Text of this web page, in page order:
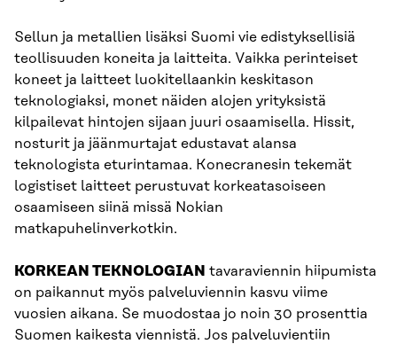
Sellun ja metallien lisäksi Suomi vie edistyksellisiä
teollisuuden koneita ja laitteita. Vaikka perinteiset
koneet ja laitteet luokitellaankin keskitason
teknologiaksi, monet näiden alojen yrityksistä
kilpailevat hintojen sijaan juuri osaamisella. Hissit,
nosturit ja jäänmurtajat edustavat alansa
teknologista eturintamaa. Konecranesin tekemät
logistiset laitteet perustuvat korkeatasoiseen
osaamiseen siinä missä Nokian
matkapuhelinverkotkin.
KORKEAN TEKNOLOGIAN tavaraviennin hiipumista
on paikannut myös palveluviennin kasvu viime
vuosien aikana. Se muodostaa jo noin 30 prosenttia
Suomen kaikesta viennistä. Jos palveluvientiin